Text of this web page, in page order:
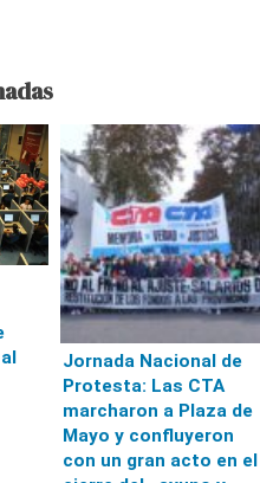
Jornada Nacional de
Protesta: Las CTA
marcharon a Plaza de
Mayo y confluyeron
con un gran acto en el